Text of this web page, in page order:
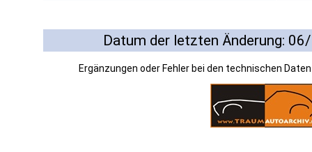
Datum der letzten Änderung:
Ergänzungen oder Fehler bei den technischen